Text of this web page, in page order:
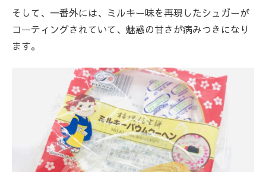
そして、一番外には、ミルキー味を再現したシュガーが
コーティングされていて、魅惑の甘さが病みつきになり
ます。